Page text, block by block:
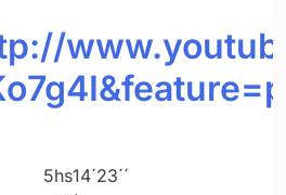
5hs14´23´´